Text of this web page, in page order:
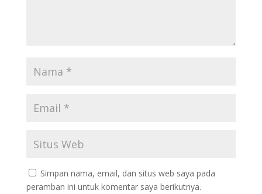
Simpan nama, email, dan situs web saya pada
peramban ini untuk komentar saya berikutnya.